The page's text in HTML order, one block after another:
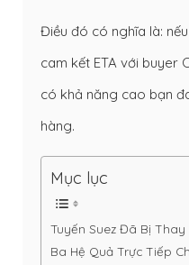
Điều đó có nghĩa là:
cam kết ETA với buyer
có khả năng cao bạn
hàng.
Mục lục
Tuyến Suez Đã Bị
Ba Hệ Quả Trực Tiếp